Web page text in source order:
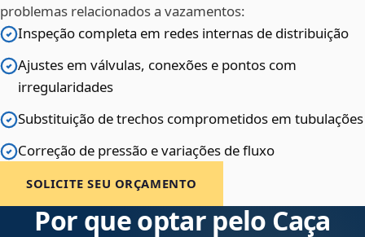
problemas relacionados a vazamentos:
Inspeção completa em redes internas de distribuição
Ajustes em válvulas, conexões e pontos com
irregularidades
Substituição de trechos comprometidos em tubulações
Correção de pressão e variações de fluxo
SOLICITE SEU ORÇAMENTO
Por que optar pelo Caça